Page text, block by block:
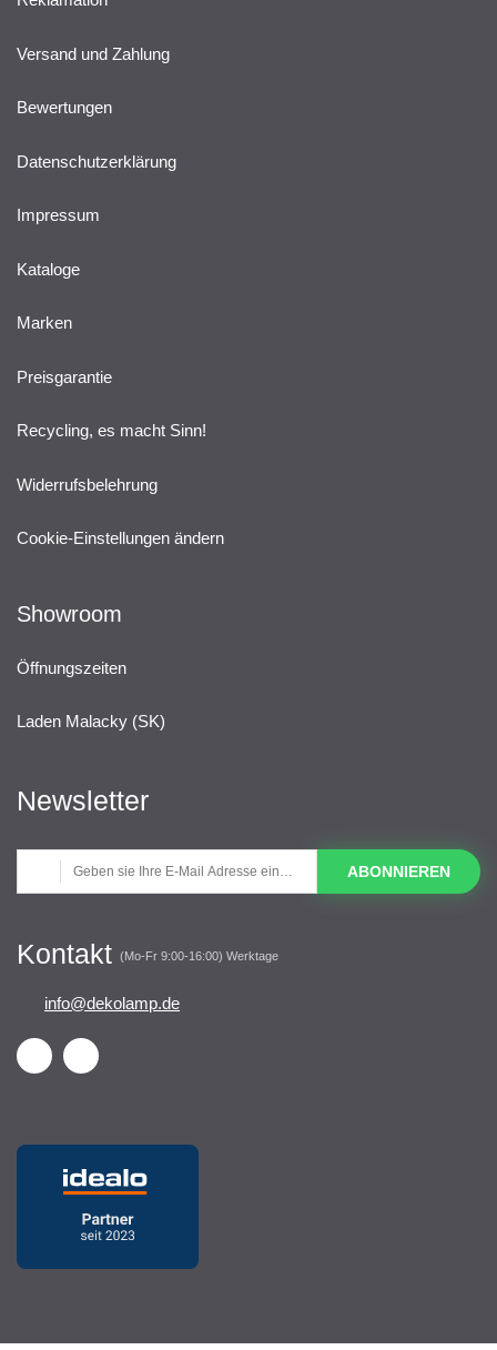
Versand und Zahlung
Bewertungen
Datenschutzerklärung
Impressum
Kataloge
Marken
Preisgarantie
Recycling, es macht Sinn!
Widerrufsbelehrung
Cookie-Einstellungen ändern
Showroom
Öffnungszeiten
Laden Malacky (SK)
Newsletter
ABONNIEREN
Kontakt (Mo-Fr 9:00-16:00) Werktage
info@dekolamp.de